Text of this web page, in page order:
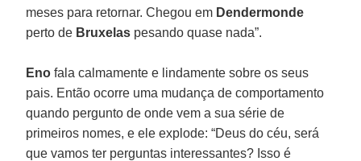
meses para retornar. Chegou em Dendermonde
perto de Bruxelas pesando quase nada”.
Eno fala calmamente e lindamente sobre os seus
pais. Então ocorre uma mudança de comportamento
quando pergunto de onde vem a sua série de
primeiros nomes, e ele explode: “Deus do céu, será
que vamos ter perguntas interessantes? Isso é